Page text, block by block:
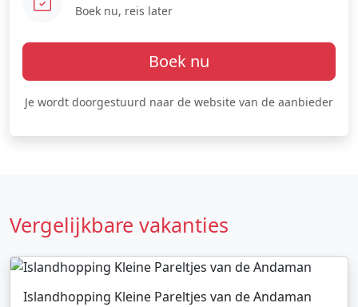
Boek nu, reis later
Boek nu
Je wordt doorgestuurd naar de website van de aanbieder
Vergelijkbare vakanties
Islandhopping Kleine Pareltjes van de Andaman